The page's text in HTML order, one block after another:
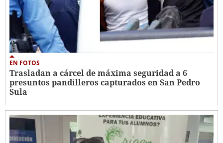
EN FOTOS
Trasladan a cárcel de máxima seguridad a 6
presuntos pandilleros capturados en San Pedro
Sula